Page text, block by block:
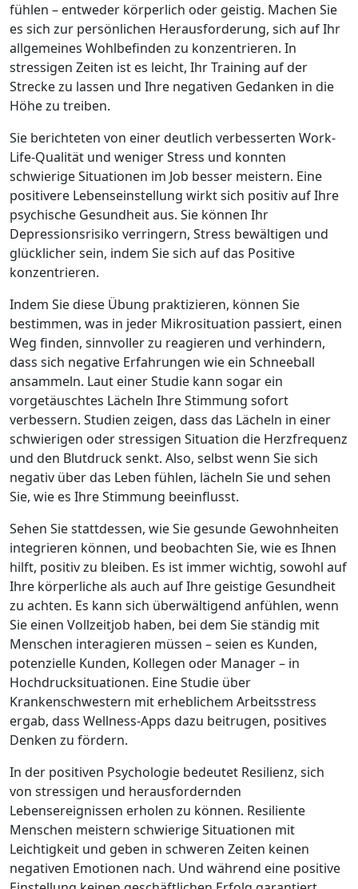
fühlen – entweder körperlich oder geistig. Machen Sie
es sich zur persönlichen Herausforderung, sich auf Ihr
allgemeines Wohlbefinden zu konzentrieren. In
stressigen Zeiten ist es leicht, Ihr Training auf der
Strecke zu lassen und Ihre negativen Gedanken in die
Höhe zu treiben.
Sie berichteten von einer deutlich verbesserten Work-
Life-Qualität und weniger Stress und konnten
schwierige Situationen im Job besser meistern. Eine
positivere Lebenseinstellung wirkt sich positiv auf Ihre
psychische Gesundheit aus. Sie können Ihr
Depressionsrisiko verringern, Stress bewältigen und
glücklicher sein, indem Sie sich auf das Positive
konzentrieren.
Indem Sie diese Übung praktizieren, können Sie
bestimmen, was in jeder Mikrosituation passiert, einen
Weg finden, sinnvoller zu reagieren und verhindern,
dass sich negative Erfahrungen wie ein Schneeball
ansammeln. Laut einer Studie kann sogar ein
vorgetäuschtes Lächeln Ihre Stimmung sofort
verbessern. Studien zeigen, dass das Lächeln in einer
schwierigen oder stressigen Situation die Herzfrequenz
und den Blutdruck senkt. Also, selbst wenn Sie sich
negativ über das Leben fühlen, lächeln Sie und sehen
Sie, wie es Ihre Stimmung beeinflusst.
Sehen Sie stattdessen, wie Sie gesunde Gewohnheiten
integrieren können, und beobachten Sie, wie es Ihnen
hilft, positiv zu bleiben. Es ist immer wichtig, sowohl auf
Ihre körperliche als auch auf Ihre geistige Gesundheit
zu achten. Es kann sich überwältigend anfühlen, wenn
Sie einen Vollzeitjob haben, bei dem Sie ständig mit
Menschen interagieren müssen – seien es Kunden,
potenzielle Kunden, Kollegen oder Manager – in
Hochdrucksituationen. Eine Studie über
Krankenschwestern mit erheblichem Arbeitsstress
ergab, dass Wellness-Apps dazu beitrugen, positives
Denken zu fördern.
In der positiven Psychologie bedeutet Resilienz, sich
von stressigen und herausfordernden
Lebensereignissen erholen zu können. Resiliente
Menschen meistern schwierige Situationen mit
Leichtigkeit und geben in schweren Zeiten keinen
negativen Emotionen nach. Und während eine positive